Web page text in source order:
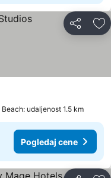
Deli
udaljenost 1.5 km
Pogledaj cene